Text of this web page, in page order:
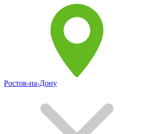
Ростов-на-Дону